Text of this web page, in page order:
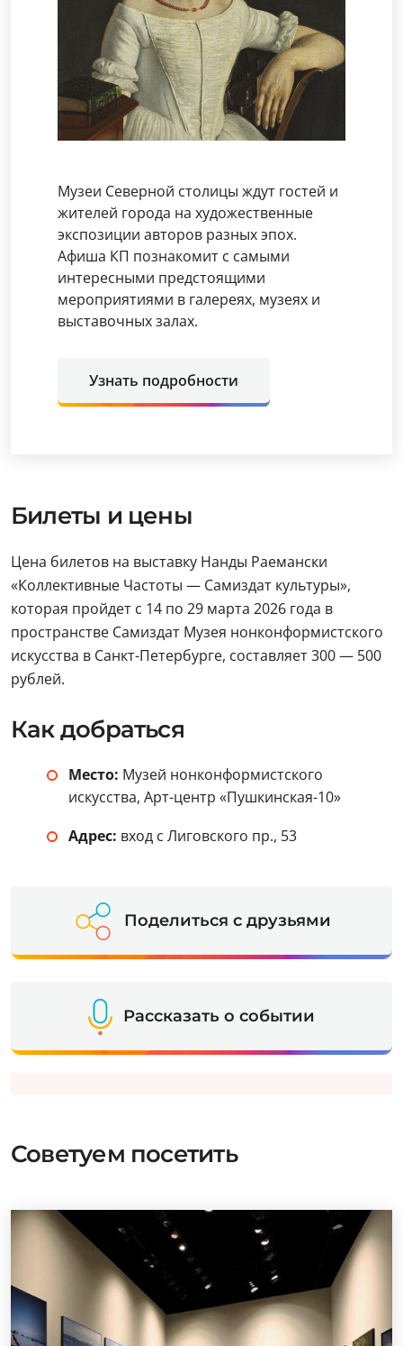
Музеи Северной столицы ждут гостей и
жителей города на художественные
экспозиции авторов разных эпох.
Афиша КП познакомит с самыми
интересными предстоящими
мероприятиями в галереях, музеях и
выставочных залах.
Узнать подробности
Билеты и цены
Цена билетов на выставку Нанды Раемански
«Коллективные Частоты — Самиздат культуры»,
которая пройдет с 14 по 29 марта 2026 года в
пространстве Самиздат Музея нонконформистского
искусства в Санкт-Петербурге, составляет 300 — 500
рублей.
Как добраться
Место: Музей нонконформистского
искусства, Арт-центр «Пушкинская-10»
Адрес: вход с Лиговского пр., 53
Поделиться с друзьями
Рассказать о событии
Советуем посетить